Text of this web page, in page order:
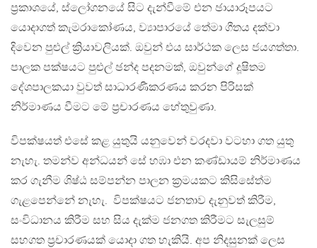
ප්‍රකාශයේ, ස්ලෝගනයේ සිට දැන්වීමේ එන ඡායාරූපයට
යොදාගත් කැමරාකෝණය, ව්‍යාපාරයේ තේමා ගීතය දක්වා
දිවෙන පුළුල් ක්‍රියාවලියක්. ඔවුන් එය සාර්ථක ලෙස ජයගත්තා.
පාලක පක්ෂයට පුළුල් ඡන්ද පදනමක්, ඔවුන්ගේ දූෂිතම
දේශපාලකයා වුවත් සාධාරණීකරණය කරන පිරිසක්
නිර්මාණය වීමට මේ ප්‍රචාරණය හේතුවුණා.
විපක්ෂයත් එසේ කළ යුතුයි යනුවෙන් වරදවා වටහා ගත යුතු
නැහැ. තමන්ව අන්ධයන් සේ හඹා එන කණ්ඩායම් නිර්මාණය
කර ගැනීම ශිෂ්ඨ සම්පන්න පාලන ක්‍රමයකට කිසිසේත්ම
ගැළපෙන්නේ නැහැ. විපක්ෂයට ජනතාව දැනුවත් කිරීම,
සංවිධානය කිරීම සහ සිය දැක්ම ජනගත කිරීමට සැලසුම්
සහගත ප්‍රචාරණයක් යොදා ගත හැකියි. අප නිදසුනක් ලෙස